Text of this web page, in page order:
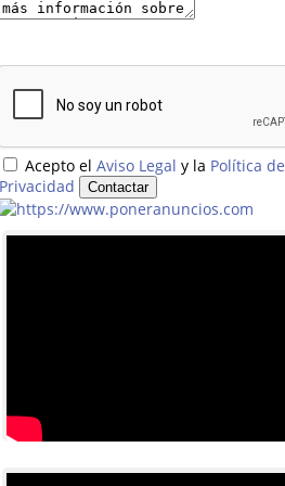
Acepto el Aviso Legal y la Política de
Privacidad